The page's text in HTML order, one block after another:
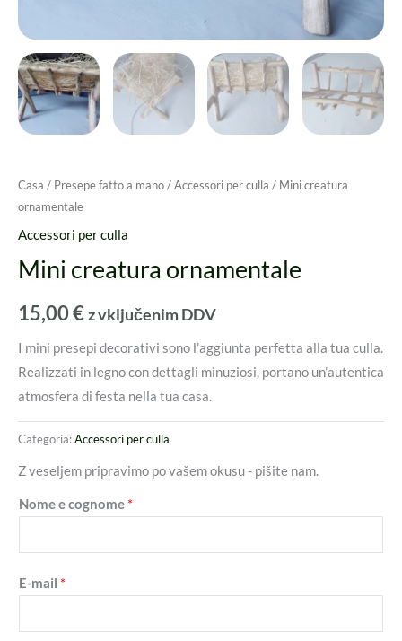
Casa / Presepe fatto a mano/Accessori per culla / Mini creatura
ornamentale
Accessori per culla
Mini creatura ornamentale
15,00€z vključenim DDV
I mini presepi decorativi sono l’aggiunta perfetta alla tua culla.
Realizzati in legno con dettagli minuziosi, portano un’autentica
atmosfera di festa nella tua casa.
Categoria:Accessori per culla
Z veseljem pripravimo po vašem okusu - pišite nam.
Nome e cognome *
E-mail *